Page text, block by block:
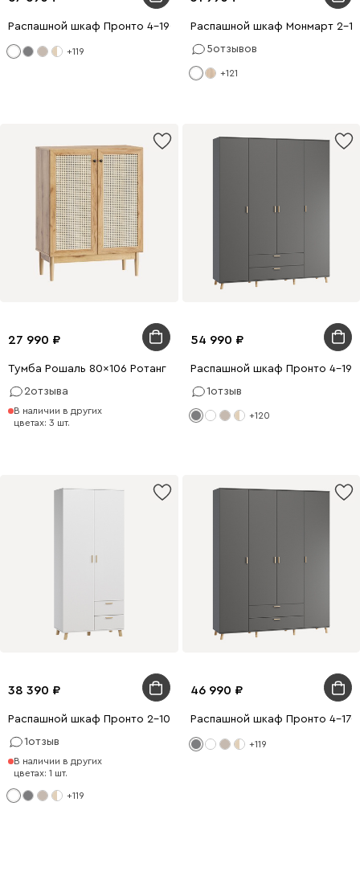
Распашной шкаф Пронто 4-190x240 Белый с зеркалом
+119
Распашной шкаф Монмарт 2-
5отзывов
+121
27 990
Тумба Рошаль 80x106 Ротанг
2отзыва
В наличии в других
цветах: 3 шт.
54 990
Распашной шкаф Пронто 4-
1отзыв
+120
38 390
Распашной шкаф Пронто 2-100x220 Белый с зеркалом
1отзыв
В наличии в других
цветах: 1 шт.
+119
46 990
Распашной шкаф Пронто 4-
+119